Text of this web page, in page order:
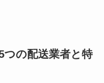
つの配送業者と特